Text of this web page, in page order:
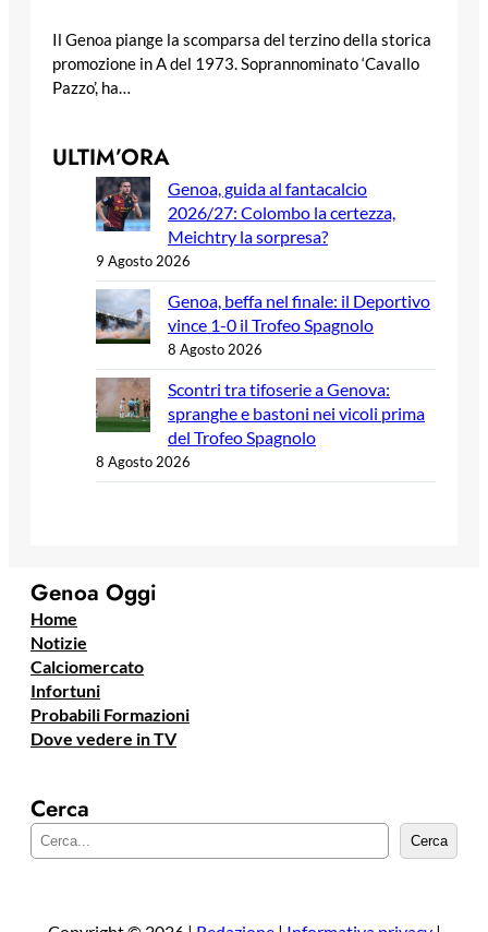
Il Genoa piange la scomparsa del terzino della storica
promozione in A del 1973. Soprannominato ‘Cavallo
Pazzo’, ha…
ULTIM’ORA
Genoa, guida al fantacalcio
2026/27: Colombo la certezza,
Meichtry la sorpresa?
9 Agosto 2026
Genoa, beffa nel finale: il Deportivo
vince 1-0 il Trofeo Spagnolo
8 Agosto 2026
Scontri tra tifoserie a Genova:
spranghe e bastoni nei vicoli prima
del Trofeo Spagnolo
8 Agosto 2026
Genoa Oggi
Home
Notizie
Calciomercato
Infortuni
Probabili Formazioni
Dove vedere in TV
Cerca
e
Cerca